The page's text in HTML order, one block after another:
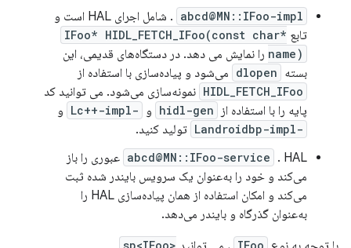
abcd@MN::IFoo-impl
. شامل اجرای HAL است و
تابع IFoo* HIDL_FETCH_IFoo(const char*
name) را نمایش می دهد. در دستگاه‌های قدیمی، این
بسته dlopen می‌شود و پیاده‌سازی با استفاده از
HIDL_FETCH_IFoo نمونه‌سازی می‌شود. می توانید کد
پایه را با استفاده از
hidl-gen و -Lc++-impl و
-Landroidbp-impl تولید کنید.
abcd@MN::IFoo-service . HAL عبوری را باز
می‌کند و خود را به‌عنوان یک سرویس بایندر شده ثبت
می‌کند و امکان استفاده از همان پیاده‌سازی HAL را
به‌عنوان گذرگاه و بایندر می‌دهد.